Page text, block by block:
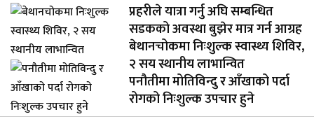
प्रहरीले यात्रा गर्नु अघि सम्बन्धित
सडकको अवस्था बुझेर मात्र गर्न आग्रह
बेथानचोकमा निःशुल्क स्वास्थ्य शिविर,
२ सय स्थानीय लाभान्वित
पनौतीमा मोतिविन्दु र आँखाको पर्दा
रोगको निःशुल्क उपचार हुने